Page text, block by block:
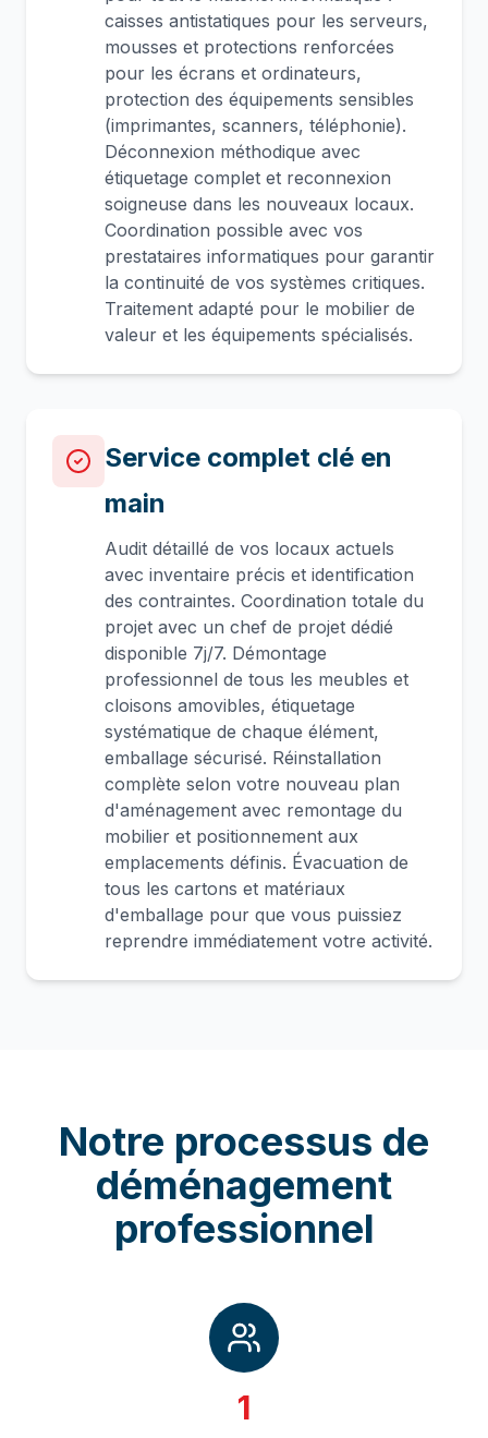
caisses antistatiques pour les serveurs,
mousses et protections renforcées
pour les écrans et ordinateurs,
protection des équipements sensibles
(imprimantes, scanners, téléphonie).
Déconnexion méthodique avec
étiquetage complet et reconnexion
soigneuse dans les nouveaux locaux.
Coordination possible avec vos
prestataires informatiques pour garantir
la continuité de vos systèmes critiques.
Traitement adapté pour le mobilier de
valeur et les équipements spécialisés.
Service complet clé en
main
Audit détaillé de vos locaux actuels
avec inventaire précis et identification
des contraintes. Coordination totale du
projet avec un chef de projet dédié
disponible 7j/7. Démontage
professionnel de tous les meubles et
cloisons amovibles, étiquetage
systématique de chaque élément,
emballage sécurisé. Réinstallation
complète selon votre nouveau plan
d'aménagement avec remontage du
mobilier et positionnement aux
emplacements définis. Évacuation de
tous les cartons et matériaux
d'emballage pour que vous puissiez
reprendre immédiatement votre activité.
Notre processus de
déménagement
professionnel
1